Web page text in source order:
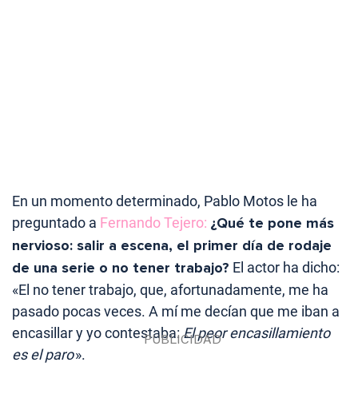
En un momento determinado, Pablo Motos le ha
preguntado a Fernando Tejero: ¿Qué te pone más
nervioso: salir a escena, el primer día de rodaje
de una serie o no tener trabajo? El actor ha dicho:
«El no tener trabajo, que, afortunadamente, me ha
pasado pocas veces. A mí me decían que me iban a
encasillar y yo contestaba:El peor encasillamiento
es el paro».